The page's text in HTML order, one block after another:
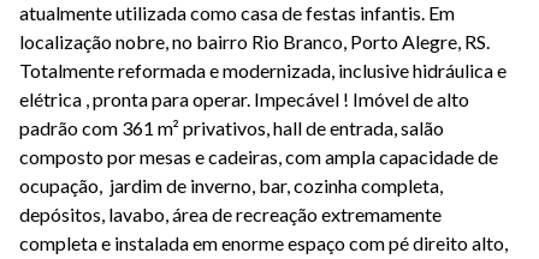
atualmente utilizada como casa de festas infantis. Em
localização nobre, no bairro Rio Branco, Porto Alegre, RS.
Totalmente reformada e modernizada, inclusive hidráulica e
elétrica , pronta para operar. Impecável ! Imóvel de alto
padrão com 361 m² privativos, hall de entrada, salão
composto por mesas e cadeiras, com ampla capacidade de
ocupação, jardim de inverno, bar, cozinha completa,
depósitos, lavabo, área de recreação extremamente
completa e instalada em enorme espaço com pé direito alto,